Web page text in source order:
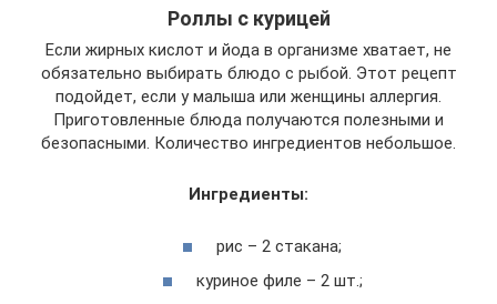
Роллы с курицей
Если жирных кислот и йода в организме хватает, не
обязательно выбирать блюдо с рыбой. Этот рецепт
подойдет, если у малыша или женщины аллергия.
Приготовленные блюда получаются полезными и
безопасными. Количество ингредиентов небольшое.
Ингредиенты:
рис – 2 стакана;
куриное филе – 2 шт.;